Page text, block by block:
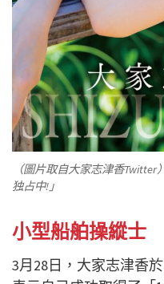
（圖片取自大家志津香Twitter
独占中!」
小型船舶操縱士
3月28日，大家志津香